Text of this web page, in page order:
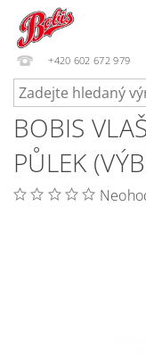
+420 602 672 979
BOBIS
PŮLEK